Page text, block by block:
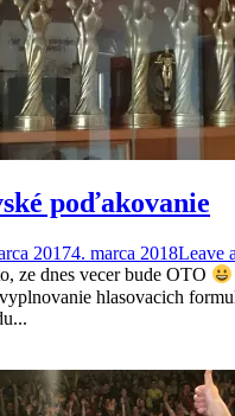
poďakovanie
20174. marca 2018Leave
ze dnes vecer bude OTO
hlasovacich